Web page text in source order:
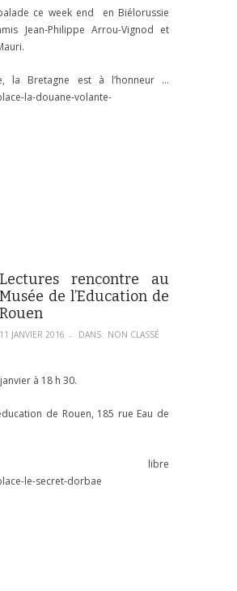
ce week end en Biélorussie
Jean-Philippe Arrou-Vignod et
la Bretagne est à l’honneur …
Lectures rencontre au
Musée de l’Education de
Rouen
11 JANVIER 2016 – DANS: NON CLASSÉ
à 18 h 30.
de Rouen, 185 rue Eau de
libre